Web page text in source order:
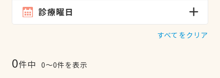
診療曜日
すべてをクリア
0件中 0〜0件を表示